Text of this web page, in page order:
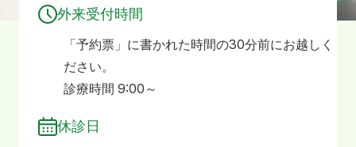
外来受付時間
「予約票」に書かれた時間の30分前にお越しく
ださい。
診療時間 9:00～
休診日